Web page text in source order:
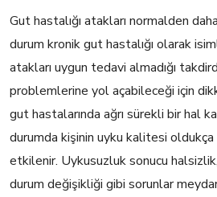
Gut hastalığı atakları normalden
durum kronik gut hastalığı olarak
atakları uygun tedavi almadığı
problemlerine yol açabileceği için
gut hastalarında ağrı sürekli bir hal
durumda kişinin uyku kalitesi
etkilenir. Uykusuzluk sonucu
durum değişikliği gibi sorunlar